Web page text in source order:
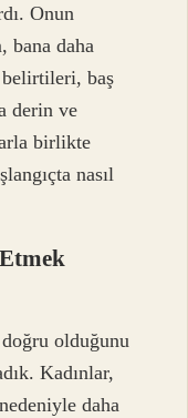
Onun
bana daha
belirtileri, baş
derin ve
birlikte
nasıl
olduğunu
Kadınlar,
daha